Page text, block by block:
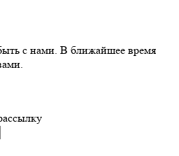
с нами. В ближайшее время